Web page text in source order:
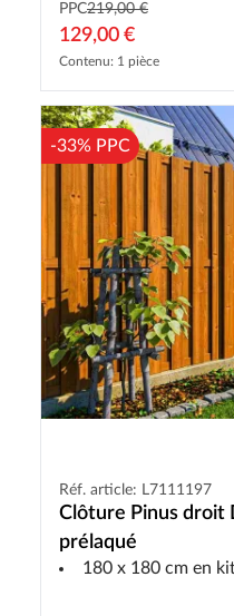
PPC219,00 €
129,00 €
Contenu: 1 pièce
-33% PPC
Réf. article: L7111197
Clôture Pinus droit
prélaqué
180 x 180 cm en